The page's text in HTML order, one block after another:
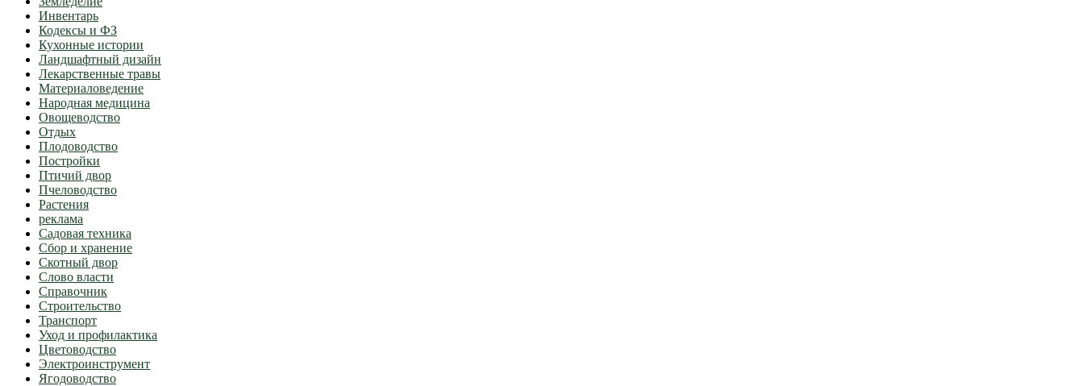
Инвентарь
Кодексы и ФЗ
Кухонные истории
Ландшафтный дизайн
Лекарственные травы
Материаловедение
Народная медицина
Овощеводство
Отдых
Плодоводство
Постройки
Птичий двор
Пчеловодство
Растения
реклама
Садовая техника
Сбор и хранение
Скотный двор
Слово власти
Справочник
Строительство
Транспорт
Уход и профилактика
Цветоводство
Электроинструмент
Ягодоводство